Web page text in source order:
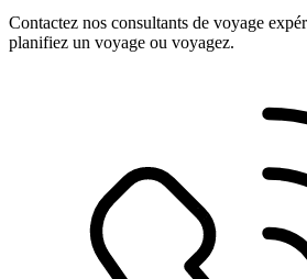
Contactez nos consultants de voyage
planifiez un voyage ou voyagez.